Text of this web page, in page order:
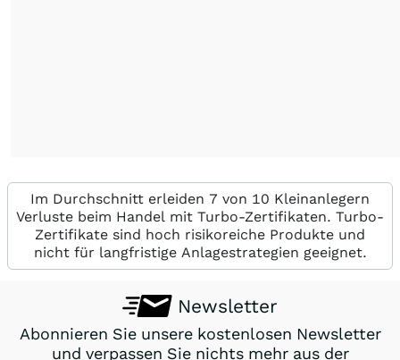
Im Durchschnitt erleiden 7 von 10 Kleinanlegern
Verluste beim Handel mit Turbo-Zertifikaten. Turbo-
Zertifikate sind hoch risikoreiche Produkte und
nicht für langfristige Anlagestrategien geeignet.
Newsletter
Abonnieren Sie unsere kostenlosen Newsletter
und verpassen Sie nichts mehr aus der